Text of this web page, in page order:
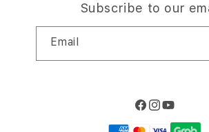
Subscribe to our
Email
Facebook
Instagram
YouTube